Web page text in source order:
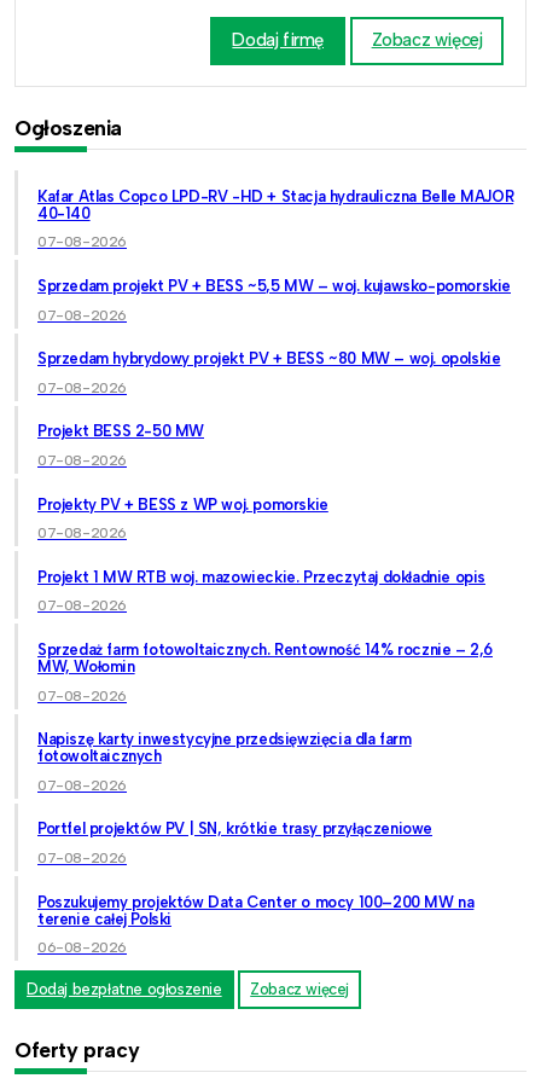
Dodaj firmę Zobacz więcej
Ogłoszenia
Kafar Atlas Copco LPD-RV -HD + Stacja hydrauliczna Belle MAJOR
40-140
07-08-2026
Sprzedam projekt PV + BESS ~5,5 MW – woj. kujawsko-pomorskie
07-08-2026
Sprzedam hybrydowy projekt PV + BESS ~80 MW – woj. opolskie
07-08-2026
Projekt BESS 2-50 MW
07-08-2026
Projekty PV + BESS z WP woj. pomorskie
07-08-2026
Projekt 1 MW RTB woj. mazowieckie. Przeczytaj dokładnie opis
07-08-2026
Sprzedaż farm fotowoltaicznych. Rentowność 14% rocznie – 2,6
MW, Wołomin
07-08-2026
Napiszę karty inwestycyjne przedsięwzięcia dla farm
fotowoltaicznych
07-08-2026
Portfel projektów PV | SN, krótkie trasy przyłączeniowe
07-08-2026
Poszukujemy projektów Data Center o mocy 100–200 MW na
terenie całej Polski
06-08-2026
Dodaj bezpłatne ogłoszenie Zobacz więcej
Oferty pracy